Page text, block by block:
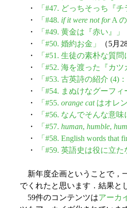
・
「#47. どっちそっち『チ
・
「#48. if it were not forA の
・
「#49. 黄金は『赤い』」
・
「#50. 婚約お金」
（5月
・
「#51. 生徒の素朴な質問
・
「#52. 海を渡った『カツ
・
「#53. 古英詩の紹介 (4)：
・
「#54. まぬけなグーフ
・
「#55. orange catはオレ
・
「#56. なんでそんな意
・
「#57. human, humble,
・
「#58. English words that
・
「#59. 英語史は役に立た
新年度企画ということで，
でくれたと思います．結果と
59件のコンテンツはアーカ